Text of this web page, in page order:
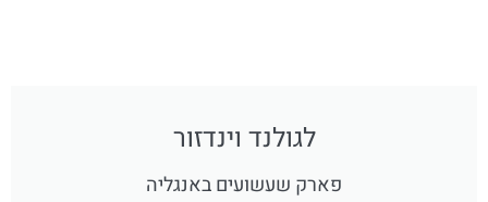
לגולנד וינדזור
פארק שעשועים באנגליה